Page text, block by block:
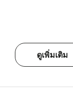
ดูเพิ่มเติม